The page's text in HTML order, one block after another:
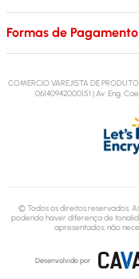
Formas de Pagamento
COMERCIO VAREJISTA DE
06140942000151 | Av. Eng.
© Todos os direitos reservados.
podendo haver diferença de
apresentados, não
Desenvolvido por